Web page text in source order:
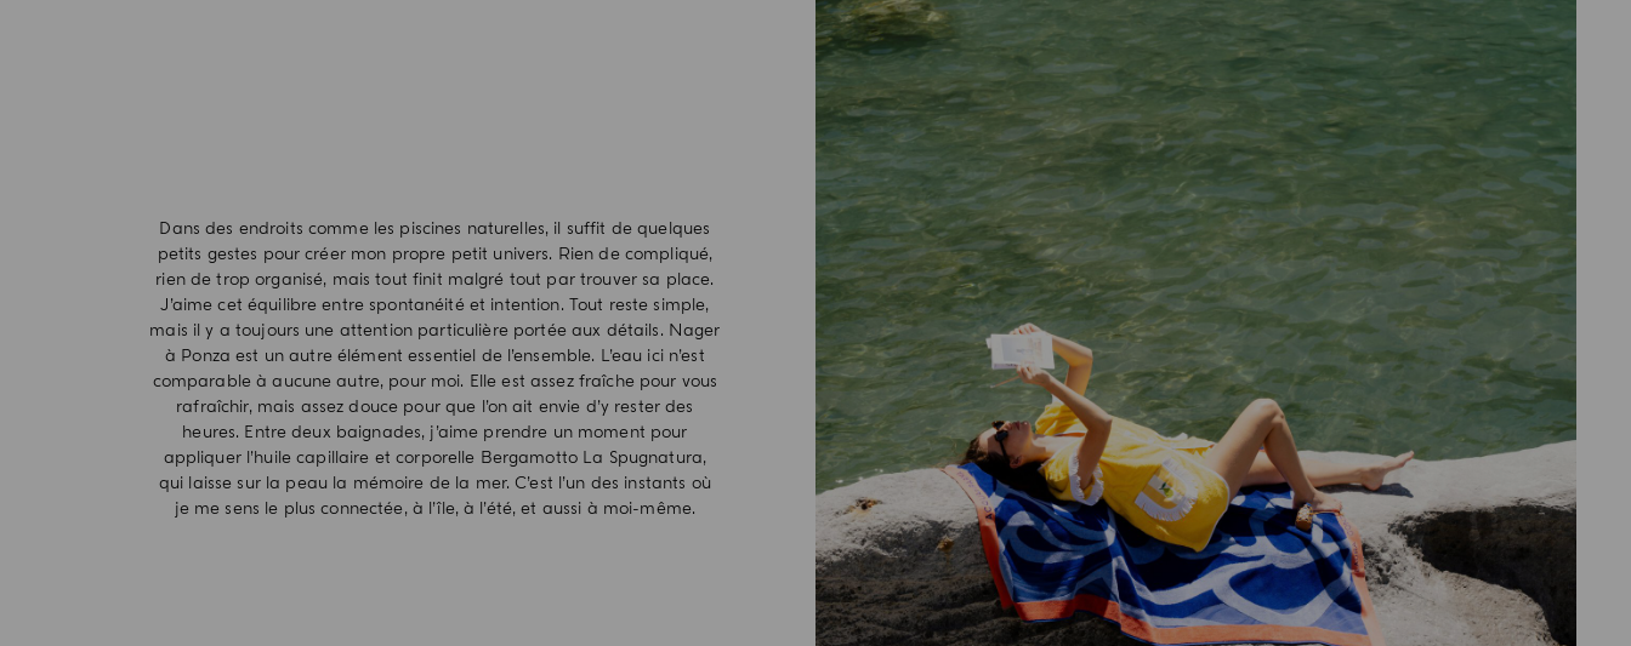
Dans des endroits comme les piscines naturelles, il suffit de quelques
petits gestes pour créer mon propre petit univers. Rien de compliqué,
rien de trop organisé, mais tout finit malgré tout par trouver sa place.
J’aime cet équilibre entre spontanéité et intention. Tout reste simple,
mais il y a toujours une attention particulière portée aux détails. Nager
à Ponza est un autre élément essentiel de l’ensemble. L’eau ici n’est
comparable à aucune autre, pour moi. Elle est assez fraîche pour vous
rafraîchir, mais assez douce pour que l’on ait envie d’y rester des
heures. Entre deux baignades, j’aime prendre un moment pour
appliquer l’huile capillaire et corporelle Bergamotto La Spugnatura,
qui laisse sur la peau la mémoire de la mer. C’est l’un des instants où
je me sens le plus connectée, à l’île, à l’été, et aussi à moi-même.